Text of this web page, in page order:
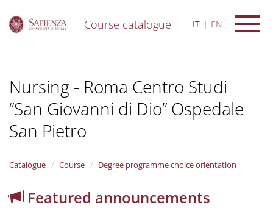
Course catalogue IT EN
Nursing - Roma Centro Studi
“San Giovanni di Dio” Ospedale
San Pietro
Catalogue Course Degree programme choice orientation
Featured announcements